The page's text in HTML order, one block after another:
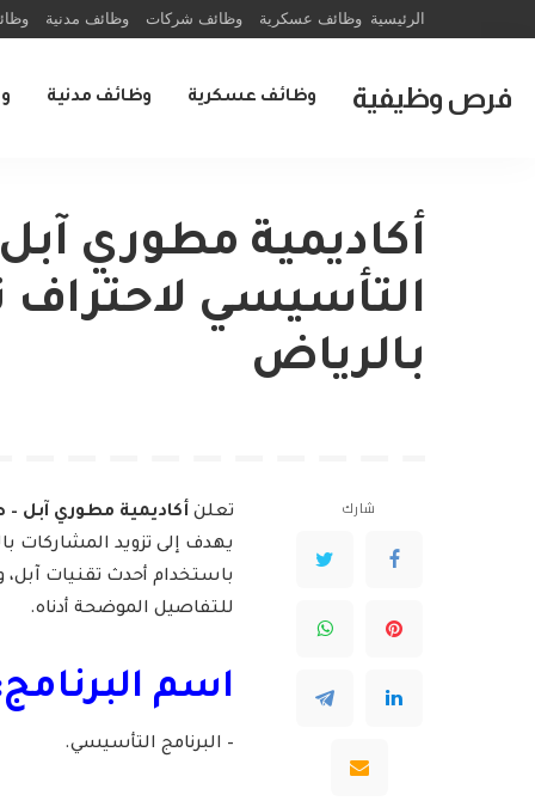
الرئيسية وظائف عسكرية وظائف شركات وظائف مدنية
فرص وظيفية وظائف عسكرية وظائف مدنية
أكاديمية مطوري
التأسيسي لاحتراف
بالرياض
شارك تعلن أكاديمية مطوري آبل
يهدف إلى تزويد المشاركات
باستخدام أحدث تقنيات
للتفاصيل الموضحة أدناه.
اسم
– البرنامج التأسيسي.